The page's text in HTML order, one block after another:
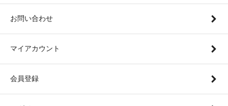
お問い合わせ
マイアカウント
会員登録